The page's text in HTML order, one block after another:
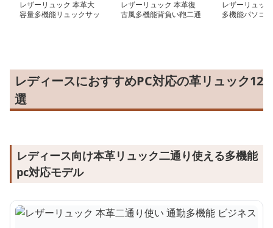
レザーリュック 本革大
容量多機能リュックサッ
レザーリュック 本革復
古風多機能背負い鞄二通
レザーリュッ
多機能パソコ
レディースにおすすめPC対応の革リュック12
選
レディース向け本革リュック二通り使える多機能
pc対応モデル